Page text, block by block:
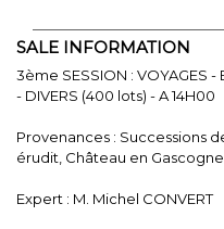
SALE INFORMATION
3ème SESSION : VOYAGES -
- DIVERS (400 lots) - A 14H00
Provenances : Successions
érudit, Château en
Expert : M. Michel CONVERT